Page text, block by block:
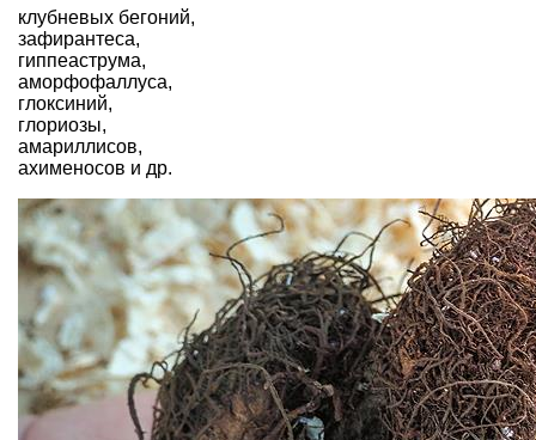
клубневых бегоний,
зафирантеса,
гиппеаструма,
аморфофаллуса,
глоксиний,
глориозы,
амариллисов,
ахименосов и др.